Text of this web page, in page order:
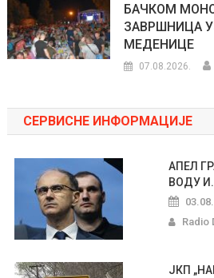
БАЧКОМ
ЗАВРШНИЦА
МЕДЕНИЦЕ
07.08.2026.
СЕРВИСНЕ ИНФОРМАЦИЈЕ
АПЕЛ
ВОДУ
Radio
ЈКП